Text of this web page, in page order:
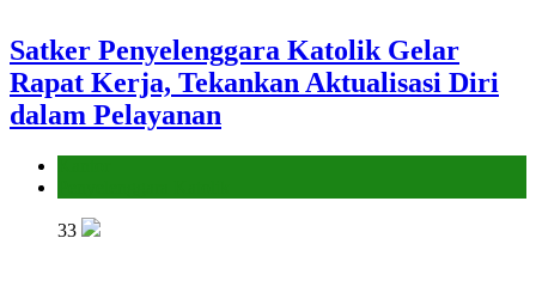
Satker Penyelenggara Katolik Gelar
Rapat Kerja, Tekankan Aktualisasi Diri
dalam Pelayanan
33